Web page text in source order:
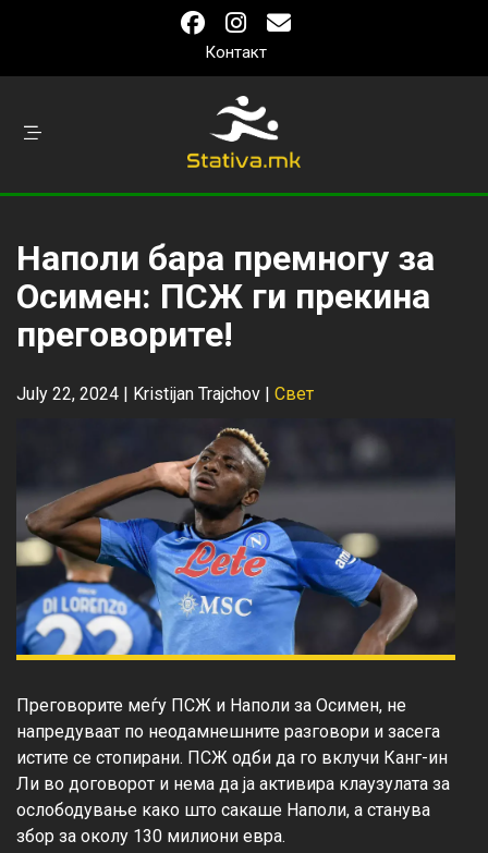
Контакт
Наполи бара премногу за
Осимен: ПСЖ ги прекина
преговорите!
July 22, 2024 | Kristijan Trajchov | Свет
Преговорите меѓу ПСЖ и Наполи за Осимен, не
напредуваат по неодамнешните разговори и засега
истите се стопирани. ПСЖ одби да го вклучи Канг-ин
Ли во договорот и нема да ја активира клаузулата за
ослободување како што сакаше Наполи, а станува
збор за околу 130 милиони евра.